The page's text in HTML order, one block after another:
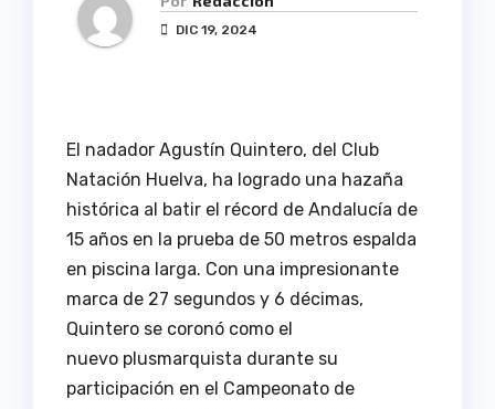
DIC 19, 2024
El nadador Agustín Quintero, del Club
Natación Huelva, ha logrado una hazaña
histórica al batir el récord de Andalucía de
15 años en la prueba de 50 metros espalda
en piscina larga. Con una impresionante
marca de 27 segundos y 6 décimas,
Quintero se coronó como el
nuevo plusmarquista durante su
participación en el Campeonato de